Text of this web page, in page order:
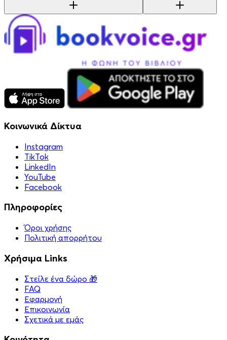
Κοινωνικά Δίκτυα
Instagram
TikTok
LinkedIn
YouTube
Facebook
Πληροφορίες
Όροι χρήσης
Πολιτική απορρήτου
Χρήσιμα Links
Στείλε ένα δώρο 🎁
FAQ
Εφαρμογή
Επικοινωνία
Σχετικά με εμάς